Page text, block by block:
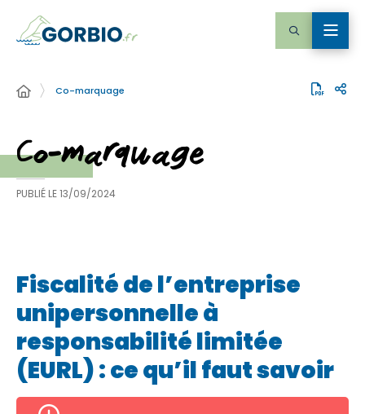
Co-marquage
Co-marquage
PUBLIÉ LE13/09/2024
Fiscalité de l’entreprise
unipersonnelle à
responsabilité limitée
(EURL) : ce qu’il faut savoir